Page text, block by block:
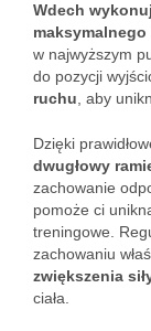
Wdech
w najwyższym
do pozycji
ruchu , aby
Dzięki
dwugłowy
zachowanie
pomoże ci
treningowe.
zachowaniu
zwiększenia
ciała.